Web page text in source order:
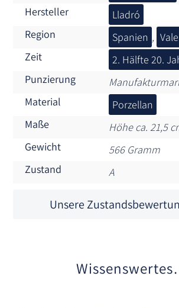
Hersteller
Lladró
Region
Spanien ,
Zeit
2. Hälfte 20.
Punzierung
Material
Porzellan
Maße
Höhe ca. 21,5
Gewicht
566 Gramm
Zustand
A
Unsere